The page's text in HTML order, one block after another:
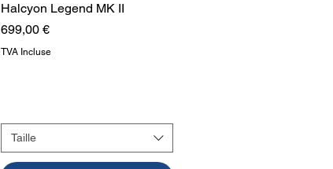
Aperçu rapide
Halcyon Legend MK II
Prix
699,00 €
TVA Incluse
Taille